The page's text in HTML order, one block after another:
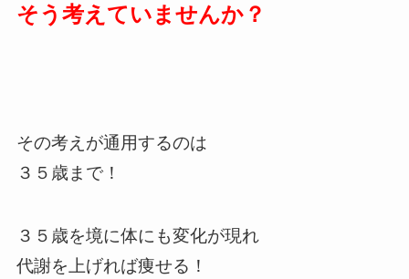
そう考えていませんか？
その考えが通用するのは
３５歳まで！
３５歳を境に体にも変化が現れ
代謝を上げれば痩せる！